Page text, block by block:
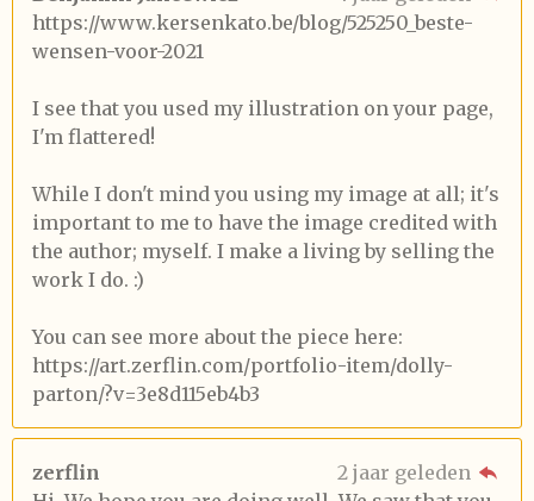
https://www.kersenkato.be/blog/525250_beste-
wensen-voor-2021
I see that you used my illustration on your page,
I'm flattered!
While I don't mind you using my image at all; it's
important to me to have the image credited with
the author; myself. I make a living by selling the
work I do. :)
You can see more about the piece here:
https://art.zerflin.com/portfolio-item/dolly-
parton/?v=3e8d115eb4b3
zerflin
2 jaar geleden